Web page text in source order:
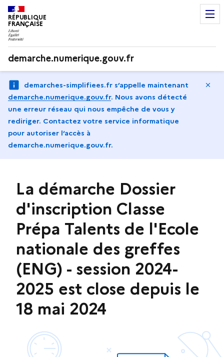
RÉPUBLIQUE
FRANÇAISE
demarche.numerique.gouv.fr
demarches-simplifiees.fr s’appelle maintenant
demarche.numerique.gouv.fr. Nous avons détecté
une erreur réseau qui nous empêche de vous y
rediriger. Contactez votre service informatique
pour autoriser l‘accès à
demarche.numerique.gouv.fr.
La démarche Dossier
d'inscription Classe
Prépa Talents de l'Ecole
nationale des greffes
(ENG) - session 2024-
2025 est close depuis le
18 mai 2024